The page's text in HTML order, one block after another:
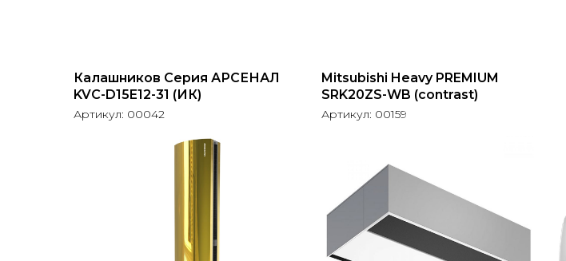
Калашников Серия АРСЕНАЛ
KVC-D15E12-31 (ИК)
Артикул: 00042
Mitsubishi Heavy PREMIUM
SRK20ZS-WB (contrast)
Артикул: 00159